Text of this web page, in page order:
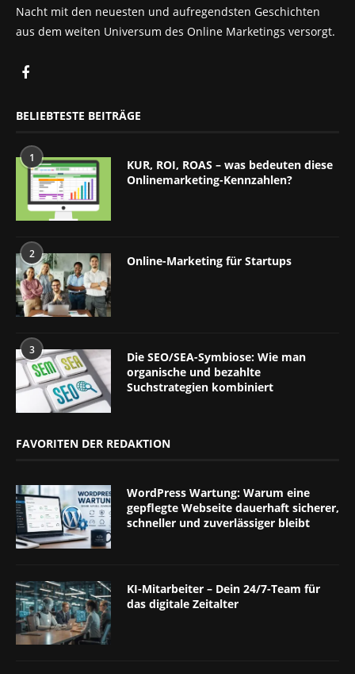
Nacht mit den neuesten und aufregendsten Geschichten
aus dem weiten Universum des Online Marketings versorgt.
BELIEBTESTE BEITRÄGE
1
KUR, ROI, ROAS – was bedeuten diese
Onlinemarketing-Kennzahlen?
2 Online-Marketing für Startups
3
Die SEO/SEA-Symbiose: Wie man
organische und bezahlte
Suchstrategien kombiniert
FAVORITEN DER REDAKTION
WordPress Wartung: Warum eine
gepflegte Webseite dauerhaft sicherer,
schneller und zuverlässiger bleibt
KI-Mitarbeiter – Dein 24/7-Team für
das digitale Zeitalter